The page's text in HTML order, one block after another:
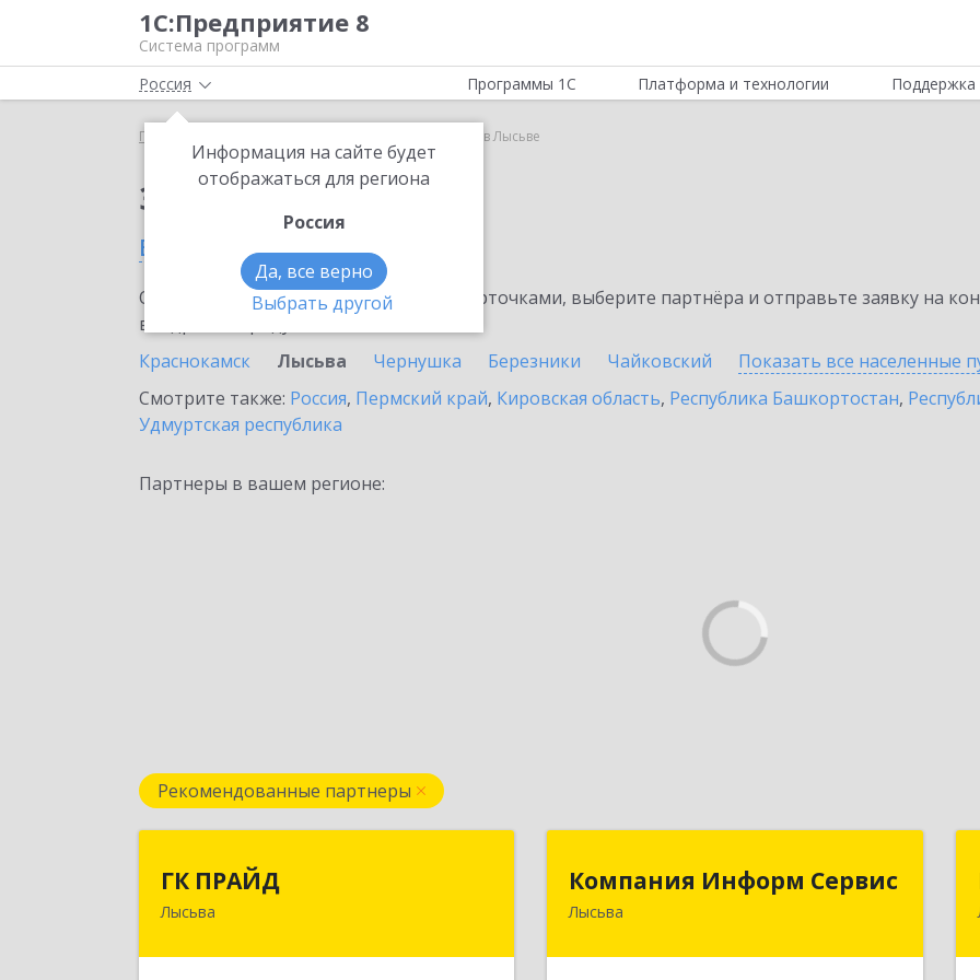
1С:Предприятие 8
Система программ
Россия
Информация на сайте будет
отображаться для региона
Россия
Да, все верно
Выбрать другой
Программы 1С Платформа и технологии Поддержка
Главная 1С:Лизинг в Лысьве
Заказать 1С:Лизинг
в Лысьве
Ознакомьтесь с информационными карточками, выберите партнёра и отправьте заявку на
внедрение продукта.
Краснокамск
Лысьва Чернушка Березники Чайковский Показать все населенные
Смотрите также: Россия, Пермский край, Кировская область, Республика Башкортостан,
Удмуртская республика
Партнеры в вашем регионе:
Рекомендованные партнеры
ГК ПРАЙД
Лысьва618909, Пермский край, Лысьва г,
Компания Информ Сервис
Лысьва
Компания Информ Сервис
618909, Пермский край, Лысьва г,